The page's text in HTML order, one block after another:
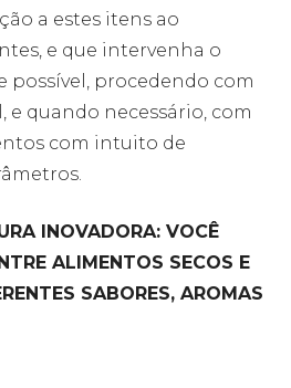
a estes itens ao
e que intervenha o
possível, procedendo com
quando necessário, com
com intuito de
INOVADORA: VOCÊ
ALIMENTOS SECOS E
SABORES, AROMAS